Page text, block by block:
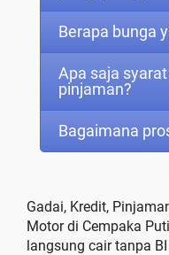
Berapa bunga
Apa saja
pinjaman?
Bagaimana
Gadai, Kredit,
Motor di Cempaka
langsung cair tanpa